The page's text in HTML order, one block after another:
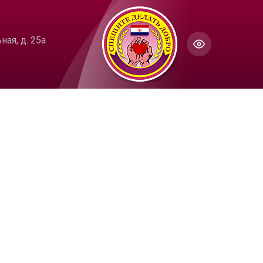
озвучивание
Настройки по умолчанию
д. 25а